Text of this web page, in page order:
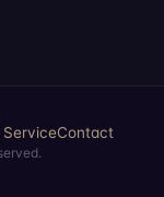
Contact